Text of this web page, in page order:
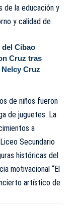
de la educación y
y calidad de
Cibao
Cruz tras
Cruz
de niños fueron
de juguetes. La
a
Secundario
históricas del
motivacional “El
artístico de